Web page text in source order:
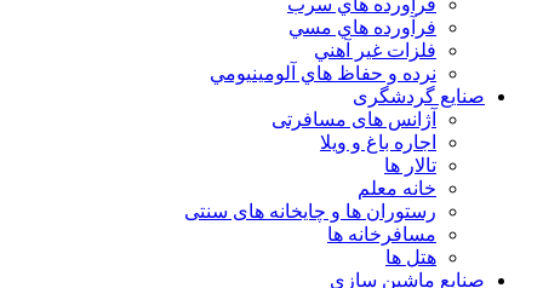
فرآورده هاي سرب
فرآورده هاي مسي
فلزات غير آهني
نرده و حفاظ هاي آلومينيومي
صنایع گردشگری
آژانس های مسافرتی
اجاره باغ و ویلا
تالار ها
خانه معلم
رستوران ها و چایخانه های سنتی
مسافرخانه ها
هتل ها
صنایع ماشین سازی